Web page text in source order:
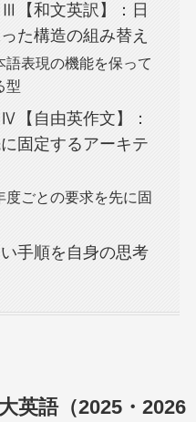
【和文英訳】：日
た構造の組み替え
語表現の機能を保って
型
【自由英作文】：
固定するアーキテ
度ごとの要求を先に固
手順を自身の思考
英語（2025・2026